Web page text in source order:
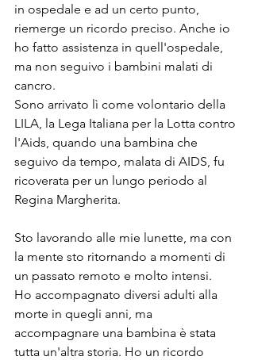
in ospedale e ad un certo punto,
riemerge un ricordo preciso. Anche io
ho fatto assistenza in quell'ospedale,
ma non seguivo i bambini malati di
cancro.
Sono arrivato lì come volontario della
LILA, la Lega Italiana per la Lotta contro
l'Aids, quando una bambina che
seguivo da tempo, malata di AIDS, fu
ricoverata per un lungo periodo al
Regina Margherita.
Sto lavorando alle mie lunette, ma con
la mente sto ritornando a momenti di
un passato remoto e molto intensi.
Ho accompagnato diversi adulti alla
morte in quegli anni, ma
accompagnare una bambina è stata
tutta un'altra storia. Ho un ricordo